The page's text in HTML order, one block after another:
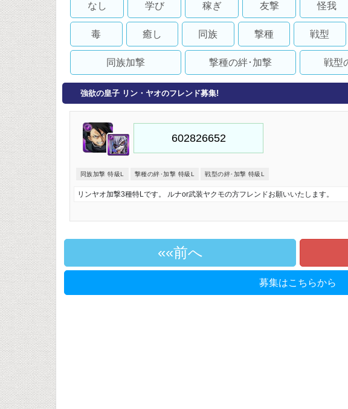
なし 学び 稼ぎ 友撃 怪我
毒 癒し 同族 撃種 戦型
同族加撃 撃種の絆･加撃 戦型
強欲の皇子 リン・ヤオのフレンド募集!
同族加撃 特級L 撃種の絆･加撃 特級L 戦型の絆･加撃 特級L
リンヤオ加撃3種特Lです。 ルナor武装ヤクモの方フレンドお願いいたします。
«前へ
募集はこちらから